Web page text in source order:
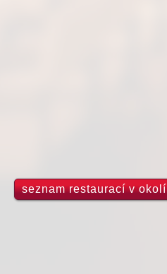
seznam restaurací v okolí